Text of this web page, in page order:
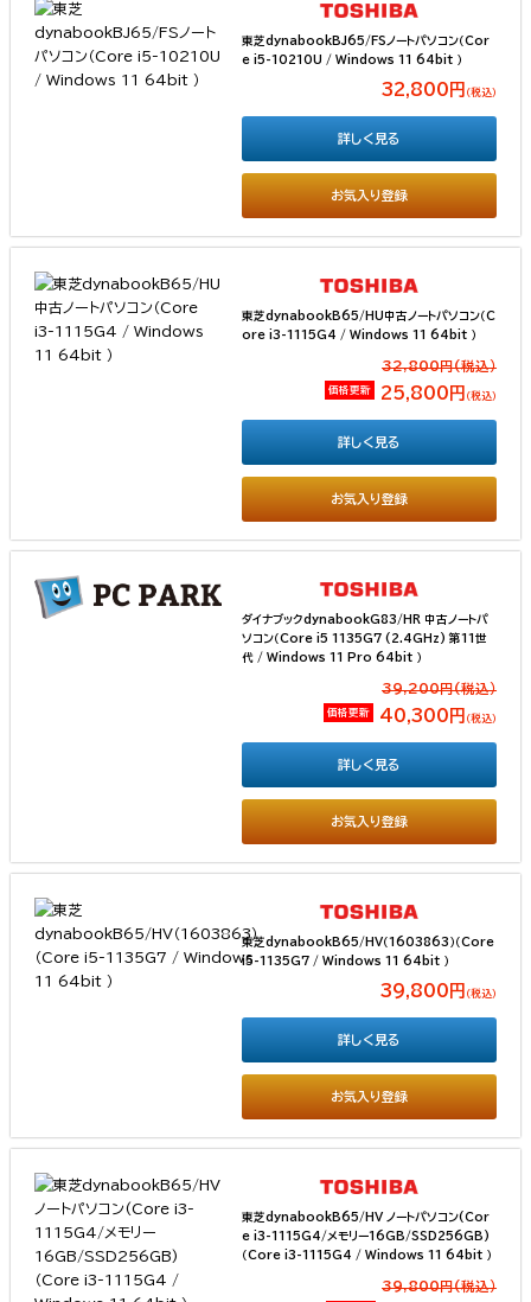
東芝dynabookBJ65/FSノートパソコン（Cor
e i5-10210U / Windows 11 64bit ）
32,800円 （税込）
お気入り登録
詳しく見る
東芝dynabookB65/HU中古ノートパソコン（C
ore i3-1115G4 / Windows 11 64bit ）
32,800円(税込）
価格更新 25,800円 （税込）
お気入り登録
詳しく見る
ダイナブックdynabookG83/HR 中古ノートパ
ソコン（Core i5 1135G7 (2.4GHz) 第11世
代 / Windows 11 Pro 64bit ）
39,200円(税込）
価格更新 40,300円 （税込）
お気入り登録
詳しく見る
東芝dynabookB65/HV（1603863）（Core
i5-1135G7 / Windows 11 64bit ）
39,800円 （税込）
お気入り登録
詳しく見る
東芝dynabookB65/HV ノートパソコン(Cor
e i3-1115G4/メモリー16GB/SSD256GB)
（Core i3-1115G4 / Windows 11 64bit ）
39,800円(税込）